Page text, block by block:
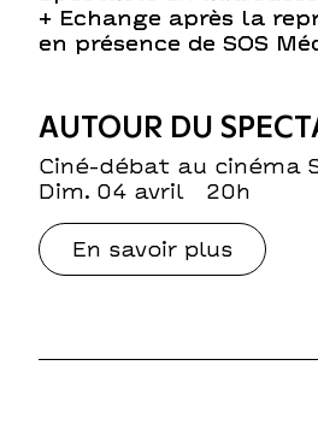
+ Echange après la
en présence de SOS
AUTOUR DU
Ciné-débat au cinéma
dim. 04 avril 20h
En savoir plus